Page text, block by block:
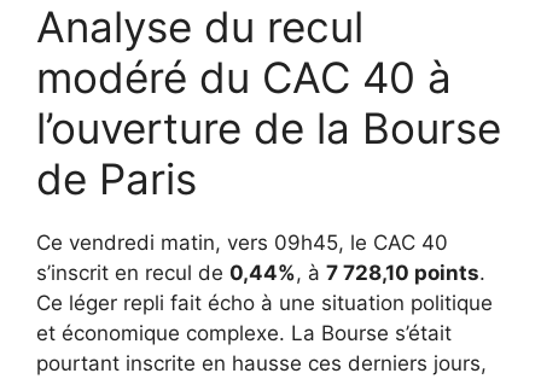
Analyse du recul
modéré du CAC 40 à
l’ouverture de la Bourse
de Paris
Ce vendredi matin, vers 09h45, le CAC 40
s’inscrit en recul de 0,44%, à 7 728,10 points.
Ce léger repli fait écho à une situation politique
et économique complexe. La Bourse s’était
pourtant inscrite en hausse ces derniers jours,